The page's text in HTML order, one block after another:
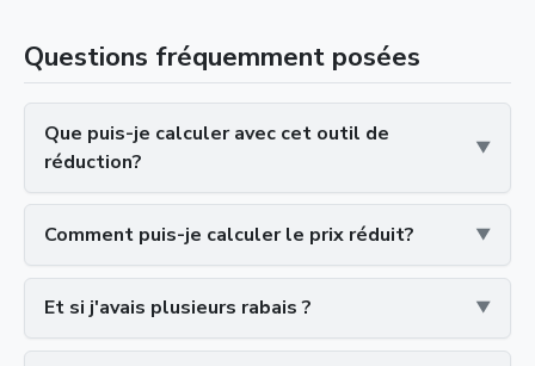
Questions fréquemment posées
Que puis-je calculer avec cet outil de
réduction?
Comment puis-je calculer le prix réduit?
Et si j'avais plusieurs rabais ?